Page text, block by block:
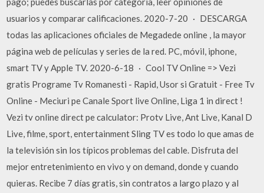
usuarios y comparar calificaciones. 2020-7-20 · DESCARGA
todas las aplicaciones oficiales de Megadede online , la mayor
página web de películas y series de la red. PC, móvil, iphone,
smart TV y Apple TV. 2020-6-18 · Cool TV Online => Vezi
gratis Programe Tv Romanesti - Rapid, Usor si Gratuit - Free Tv
Online - Meciuri pe Canale Sport live Online, Liga 1 in direct !
Vezi tv online direct pe calculator: Protv Live, Ant Live, Kanal D
Live, filme, sport, entertainment Sling TV es todo lo que amas de
la televisión sin los típicos problemas del cable. Disfruta del
mejor entretenimiento en vivo y on demand, donde y cuando
quieras. Recibe 7 días gratis, sin contratos a largo plazo y al